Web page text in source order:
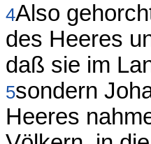
4Also
des Heeres
daß sie im
5sondern
Heeres